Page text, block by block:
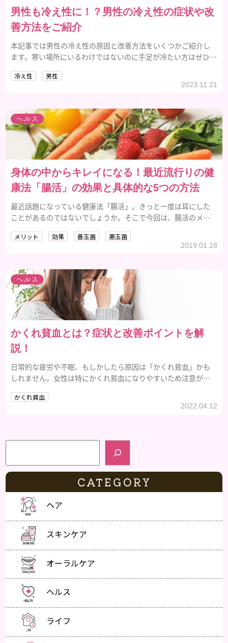
男性も冷え性に！？男性の冷え性の症状や改
善方法をご紹介
本記事では男性の冷え性の原因と改善方法をいくつかご紹介し
ます。寒い場所にいるわけではないのに手足が冷たい方はぜひ実
冷え性 男性
2023.11.21
ヘルス
身体の中からキレイになる！最近流行りの健
康法「腸活」の効果と具体的な5つの方法
最近話題になっている健康法「腸活」。きっと一度は耳にした
ことがあるのではないでしょうか。そこで今回は、腸活のメリ
の中から美しくなりましょう！
メリット 効果 善玉菌 悪玉菌
2019.01.18
ヘルス
かくれ貧血とは？症状と改善ポイントを解
説！
日常的な疲労や不眠、もしかしたら原因は「かくれ貧血」かも
しれません。女性は特にかくれ貧血になりやすいため注意が必
かくれ貧血
2022.04.12
検索
CATEGORY
ヘア
スキンケア
オーラルケア
ヘルス
ライフ